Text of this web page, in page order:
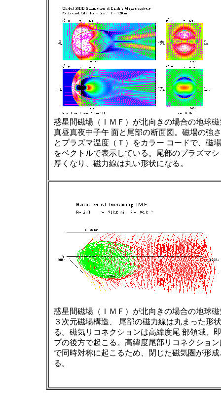
惑星間磁場（ＩＭＦ）が北向きの場合の地球
真昼真夜中子午 面と尾部の断面図。磁場の強
とプラズマ温度（Ｔ）をカラー コードで、磁
をベクトルで表示している。尾部のプラズマ
厚くなり、磁力線は丸い形状になる。
惑星間磁場（ＩＭＦ）が北向きの場合の地球
３次元磁場構造、 尾部の磁力線は丸まった形
る。磁気リコネクションは高緯度尾 部領域、
プの後方で起こる。高緯度尾部リコネクショ
で同時対称に起こるため、閉じた磁気圏が形成
る。